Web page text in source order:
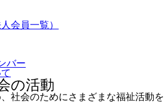
会員一覧）
バー
の活動
社会のためにさまざまな福祉活動を